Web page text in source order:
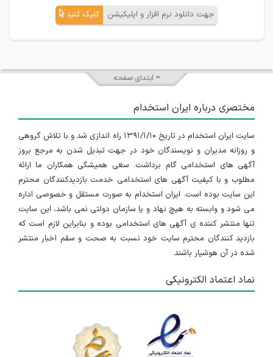
جهت دانلود نرم افزار و اپلیکیشن کلیک کنید
ابتدای صفحه
مختصری درباره ایران استخدام
سایت ایران استخدام در تاریخ ۱۳۹۱/۱/۱۰ راه اندازی شد و با تلاش گروهی
و روزانه مدیران و نویسندگان خود در جهت تبدیل شدن به مرجع بروز
آگهی های استخدامی گام برداشت. سعی همیشگی همکاران ما ارائه
مطلوب و با کیفیت آگهی های استخدامی خدمت بازدیدکنندگان محترم
این سایت بوده است. ایران استخدام به صورت مستقل و خصوصی اداره
می شود و وابسته به هیچ نهاد و یا سازمان دولتی نمی باشد، این سایت
تنها منتشر کننده ی آگهی های استخدامی بوده و بنابراین لازم است که
بازدید کنندگان محترم سایت خود نسبت به صحت و سقم اخبار منتشر
شده در آن هوشیار باشند.
نماد اعتماد الکترونیکی